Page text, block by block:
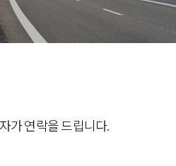
가 연락을 드립니다.